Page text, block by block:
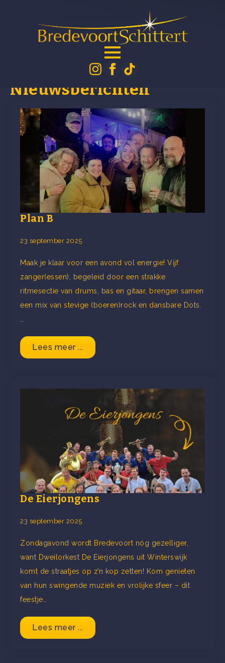
Categorie:
Nieuwsberichten
Plan B
23 september 2025
Maak je klaar voor een avond vol energie! Vijf
zanger(essen), begeleid door een strakke
ritmesectie van drums, bas en gitaar, brengen samen
een mix van stevige (boeren)rock en dansbare Dots.
Lees meer ...
De Eierjongens
23 september 2025
Zondagavond wordt Bredevoort nóg gezelliger,
want Dweilorkest De Eierjongens uit Winterswijk
komt de straatjes op z’n kop zetten! Kom genieten
van hun swingende muziek en vrolijke sfeer – dit
feestje…
Lees meer ...